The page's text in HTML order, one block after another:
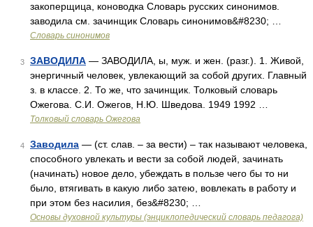
закоперщица, коноводка Словарь русских синонимов.
заводила см. зачинщик Словарь синонимов&#8230; …
Словарь синонимов
3 ЗАВОДИЛА — ЗАВОДИЛА, ы, муж. и жен. (разг.). 1. Живой,
энергичный человек, увлекающий за собой других. Главный
з. в классе. 2. То же, что зачинщик. Толковый словарь
Ожегова. С.И. Ожегов, Н.Ю. Шведова. 1949 1992 …
Толковый словарь Ожегова
4 Заводила — (ст. слав. – за вести) – так называют человека,
способного увлекать и вести за собой людей, зачинать
(начинать) новое дело, убеждать в пользе чего бы то ни
было, втягивать в какую либо затею, вовлекать в работу и
при этом без насилия, без&#8230; …
Основы духовной культуры (энциклопедический словарь педагога)